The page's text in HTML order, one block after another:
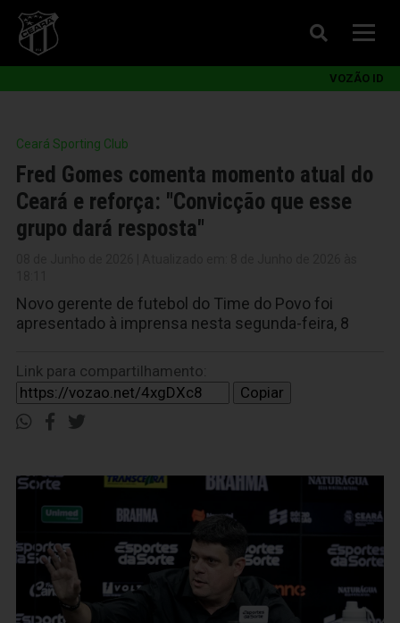
VOZÃO ID
Ceará Sporting Club
Fred Gomes comenta momento atual do
Ceará e reforça: "Convicção que esse
grupo dará resposta"
Novo gerente de futebol do Time do Povo foi
apresentado à imprensa nesta segunda-feira, 8
Link para compartilhamento:
Copiar